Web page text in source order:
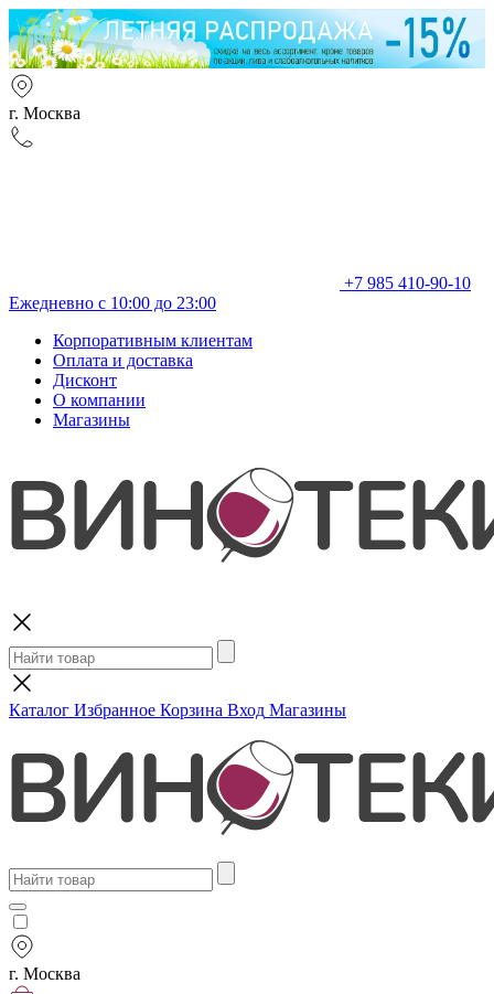
г. Москва
+7 985 410-90-10
Ежедневно с 10:00 до 23:00
Корпоративным клиентам
Оплата и доставка
Дисконт
О компании
Магазины
Каталог Избранное Корзина Вход Магазины
г. Москва